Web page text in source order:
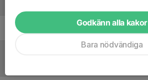
Tränare
Godkänn alla kakor
Bara nödvändiga